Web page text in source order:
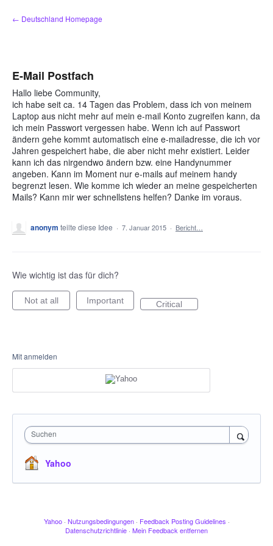
Zum
Inhalt
← Deutschland Homepage
E-Mail Postfach
Hallo liebe Community,
ich habe seit ca. 14 Tagen das Problem, dass ich von meinem
Laptop aus nicht mehr auf mein e-mail Konto zugreifen kann, da
ich mein Passwort vergessen habe. Wenn ich auf Passwort
ändern gehe kommt automatisch eine e-mailadresse, die ich vor
Jahren gespeichert habe, die aber nicht mehr existiert. Leider
kann ich das nirgendwo ändern bzw. eine Handynummer
angeben. Kann im Moment nur e-mails auf meinem handy
begrenzt lesen. Wie komme ich wieder an meine gespeicherten
Mails? Kann mir wer schnellstens helfen? Danke im voraus.
anonym teilte diese Idee · 7. Januar 2015 · Bericht…
Wie wichtig ist das für dich?
Not at all Important Critical
Mit anmelden
Suchen
Yahoo
Yahoo · Nutzungsbedingungen · Feedback Posting Guidelines ·
Datenschutzrichtlinie · Mein Feedback entfernen